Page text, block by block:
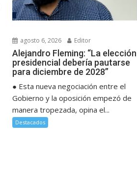
agosto 6, 2026 Editor
Alejandro Fleming: “La elección
presidencial debería pautarse
para diciembre de 2028”
● Esta nueva negociación entre el
Gobierno y la oposición empezó de
manera tropezada, opina el...
Destacados